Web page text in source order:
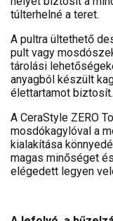
túlterhelné a teret.
A pultra ültethető
pult vagy
tárolási
anyagból készült
élettartamot biztosít.
A CeraStyle ZERO
mosdókagylóval a
kialakítása
magas minőséget
elégedett legyen